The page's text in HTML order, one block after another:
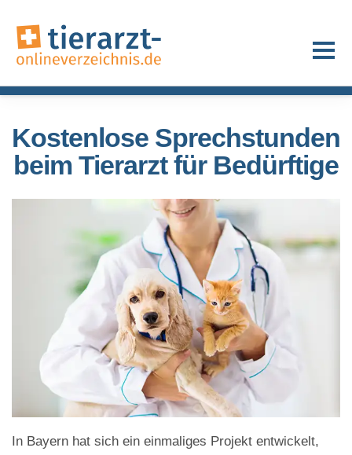
Kostenlose Sprechstunden
beim Tierarzt für Bedürftige
In Bayern hat sich ein einmaliges Projekt entwickelt,